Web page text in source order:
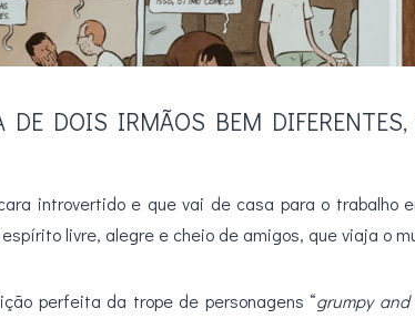
DOIS IRMÃOS BEM
introvertido e que vai de casa para o trabalho
livre, alegre e cheio de amigos, que viaja o
perfeita da trope de personagens “grumpy and